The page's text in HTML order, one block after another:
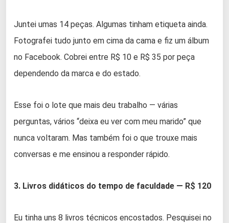
Juntei umas 14 peças. Algumas tinham etiqueta ainda.
Fotografei tudo junto em cima da cama e fiz um álbum
no Facebook. Cobrei entre R$ 10 e R$ 35 por peça
dependendo da marca e do estado.
Esse foi o lote que mais deu trabalho — várias
perguntas, vários “deixa eu ver com meu marido” que
nunca voltaram. Mas também foi o que trouxe mais
conversas e me ensinou a responder rápido.
3. Livros didáticos do tempo de faculdade — R$ 120
Eu tinha uns 8 livros técnicos encostados. Pesquisei no